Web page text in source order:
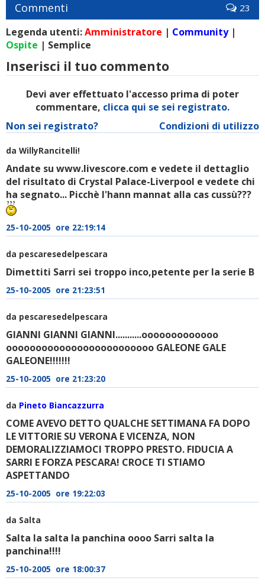
Commenti 23
Legenda utenti:Amministratore | Community|
Ospite | Semplice
Inserisci il tuo commento
Devi aver effettuato l'accesso prima di poter
commentare, clicca qui se sei registrato.
Condizioni di utilizzo
Non sei registrato?
da WillyRancitelli!
Andate su www.livescore.com e vedete il dettaglio
del risultato di Crystal Palace-Liverpool e vedete chi
ha segnato... Picchè l'hann mannat alla cas cussù???
25-10-2005 ore 22:19:14
da pescaresedelpescara
Dimettiti Sarri sei troppo inco,petente per la serie B
25-10-2005 ore 21:23:51
da pescaresedelpescara
GIANNI GIANNI GIANNI...........ooooooooooooo
ooooooooooooooooooooooooo GALEONE GALE
GALEONE!!!!!!!
25-10-2005 ore 21:23:20
da Pineto Biancazzurra
COME AVEVO DETTO QUALCHE SETTIMANA FA DOPO
LE VITTORIE SU VERONA E VICENZA, NON
DEMORALIZZIAMOCI TROPPO PRESTO. FIDUCIA A
SARRI E FORZA PESCARA! CROCE TI STIAMO
ASPETTANDO
25-10-2005 ore 19:22:03
da Salta
Salta la salta la panchina oooo Sarri salta la
panchina!!!!
25-10-2005 ore 18:00:37